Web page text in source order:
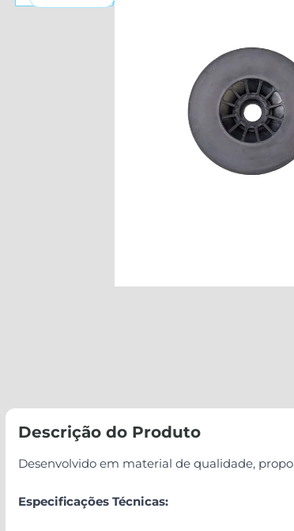
Descrição do Produto
Desenvolvido em material de qualidade,
Especificações Técnicas: